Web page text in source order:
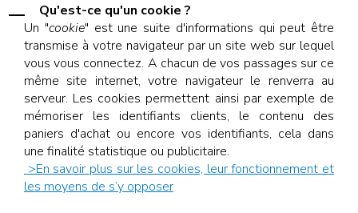
Qu'est-ce qu'un cookie ?
Un "cookie" est une suite d'informations qui peut être
transmise à votre navigateur par un site web sur lequel
vous vous connectez. A chacun de vos passages sur ce
même site internet, votre navigateur le renverra au
serveur. Les cookies permettent ainsi par exemple de
mémoriser les identifiants clients, le contenu des
paniers d'achat ou encore vos identifiants, cela dans
une finalité statistique ou publicitaire.
>En savoir plus sur les cookies, leur fonctionnement et
les moyens de s’y opposer